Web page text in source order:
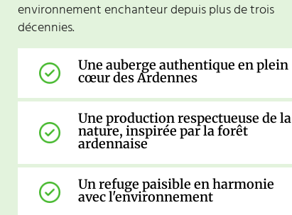
environnement enchanteur depuis plus de trois
décennies.
Une auberge authentique en plein
cœur des Ardennes
Une production respectueuse de la
nature, inspirée par la forêt
ardennaise
Un refuge paisible en harmonie
avec l'environnement